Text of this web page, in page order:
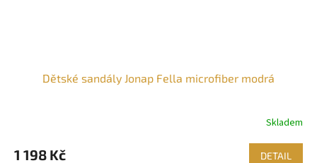
Dětské sandály Jonap Fella microfiber modrá
Skladem
1 198 Kč DETAIL